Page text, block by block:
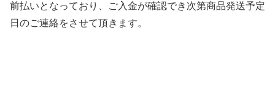
前払いとなっており、ご入金が確認でき次第商品発送予定
日のご連絡をさせて頂きます。